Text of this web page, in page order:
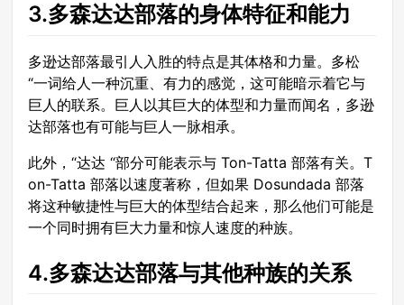
3.多森达达部落的身体特征和能力
多逊达部落最引人入胜的特点是其体格和力量。多松
“一词给人一种沉重、有力的感觉，这可能暗示着它与
巨人的联系。巨人以其巨大的体型和力量而闻名，多逊
达部落也有可能与巨人一脉相承。
此外，“达达 “部分可能表示与 Ton-Tatta 部落有关。T
on-Tatta 部落以速度著称，但如果 Dosundada 部落
将这种敏捷性与巨大的体型结合起来，那么他们可能是
一个同时拥有巨大力量和惊人速度的种族。
4.多森达达部落与其他种族的关系